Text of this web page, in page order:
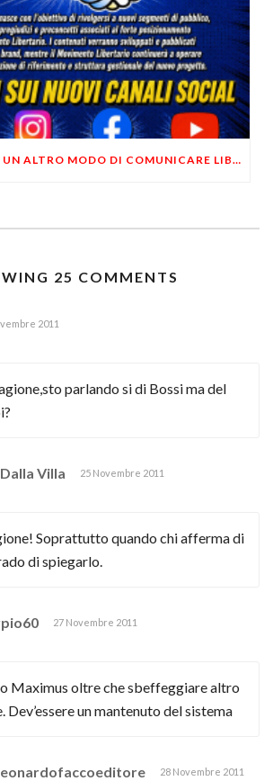
ARRIVA MOLIB, UN ALTRO MODO DI COMUNICARE LIBERTARIO
25 COMMENTS
2011
parlando si di Bossi ma del
Villa 25 Novembre 2011
Soprattutto quando chi afferma di
di spiegarlo.
27 Novembre 2011
Maximus oltre che sbeffeggiare altro
Dev’essere un mantenuto del sistema
28 Novembre 2011